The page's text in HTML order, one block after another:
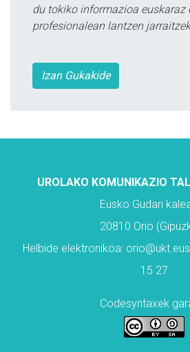
du tokiko informazioa euskaraz
profesionalean lantzen
Izan Gukakide
UROLAKO KOMUNIKAZIO
Eusko Gudari
20810 Orio
Helbide elektronikoa:
15 27
Codesyntaxek